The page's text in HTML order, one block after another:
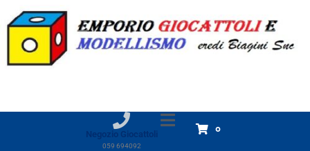
Negozio Giocattoli
059 694092
0
Home Prodotti Crayola
Crayola